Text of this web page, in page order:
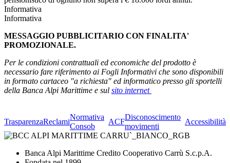
Informativa
Informativa
MESSAGGIO PUBBLICITARIO CON FINALITA'
PROMOZIONALE.
Per le condizioni contrattuali ed economiche del prodotto è
necessario fare riferimento ai Fogli Informativi che sono disponibili
in formato cartaceo "a richiesta" ed informatico presso gli sportelli
della Banca Alpi Marittime e sul sito internet
TrasparenzaReclami
Normativa
Consob
ACF
Disconoscimento
movimenti
Accessibilità
Banca Alpi Marittime Credito Cooperativo Carrù S.c.p.A.